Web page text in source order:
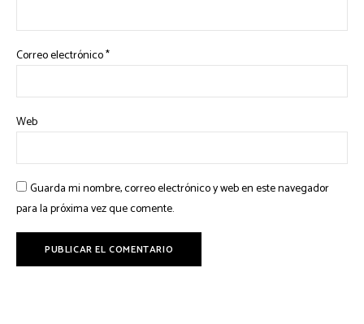
Correo electrónico*
Web
Guarda mi nombre, correo electrónico y web en este navegador
para la próxima vez que comente.